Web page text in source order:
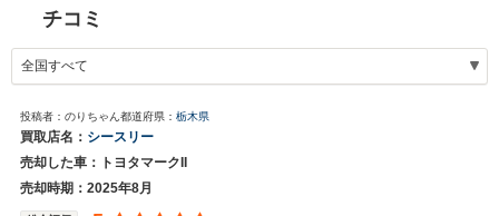
チコミ
投稿者：のりちゃん都道府県： 栃木県
買取店名： シースリー
売却した車：トヨタマークII
売却時期：2025年8月